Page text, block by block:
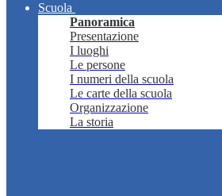
Scuola
Panoramica
Presentazione
I luoghi
Le persone
I numeri della scuola
Le carte della scuola
Organizzazione
La storia